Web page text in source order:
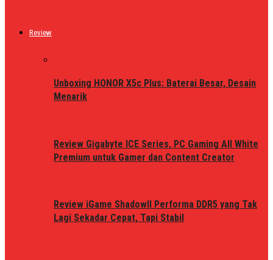
Review
Unboxing HONOR X5c Plus: Baterai Besar, Desain
Menarik
Review Gigabyte ICE Series, PC Gaming All White
Premium untuk Gamer dan Content Creator
Review iGame ShadowII Performa DDR5 yang Tak
Lagi Sekadar Cepat, Tapi Stabil